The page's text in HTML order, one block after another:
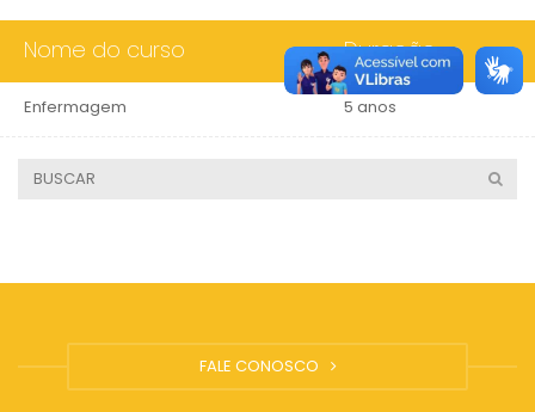
Nome do curso Duração
Enfermagem 5 anos
FALE CONOSCO